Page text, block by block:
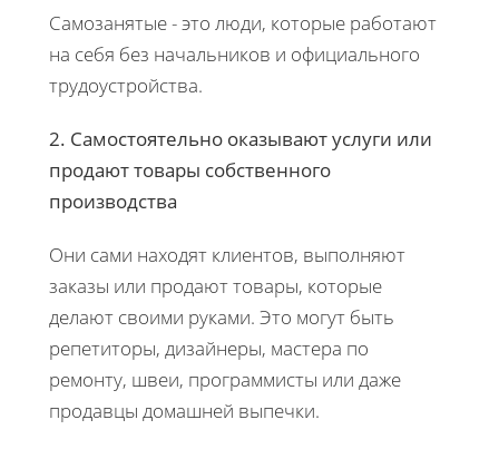
Самозанятые - это люди, которые работают
на себя без начальников и официального
трудоустройства.
2. Самостоятельно оказывают услуги или
продают товары собственного
производства
Они сами находят клиентов, выполняют
заказы или продают товары, которые
делают своими руками. Это могут быть
репетиторы, дизайнеры, мастера по
ремонту, швеи, программисты или даже
продавцы домашней выпечки.